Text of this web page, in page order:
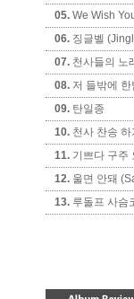
05. We Wish
06. 징글벨
07. 천사들의 노
08. 저 들밖에
09. 탄일종
10. 천사 찬송
11. 기쁘다 구주
12. 울면 안돼
13. 루돌프 사슴